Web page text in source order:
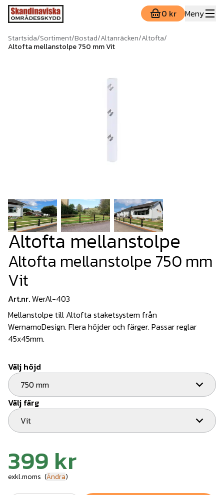
0 kr Meny
Startsida/Sortiment/Bostad/Altanräcken/Altofta/
Altofta mellanstolpe 750 mm Vit
Altofta mellanstolpe
Altofta mellanstolpe 750 mm
Vit
Art.nr.WerAl-403
Mellanstolpe till Altofta staketsystem från
WernamoDesign. Flera höjder och färger. Passar reglar
45x45mm.
Välj höjd
750 mm
Välj färg
Vit
399 kr
exkl.moms (Ändra)